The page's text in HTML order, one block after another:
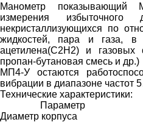
Манометр показывающий
измерения избыточного
некристаллизующихся по
жидкостей, пара и газа, в
ацетилена(C2H2) и газовых
пропан-бутановая смесь и др.)
МП4-У остаются
вибрации в диапазоне частот
Технические характеристики:
Параметр
Диаметр корпуса